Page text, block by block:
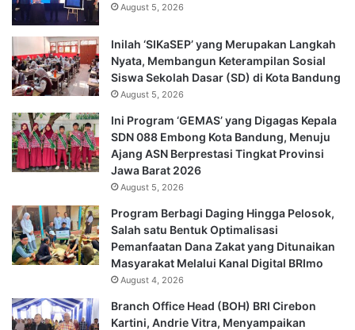
August 5, 2026
Inilah ‘SIKaSEP’ yang Merupakan Langkah
Nyata, Membangun Keterampilan Sosial
Siswa Sekolah Dasar (SD) di Kota Bandung
August 5, 2026
Ini Program ‘GEMAS’ yang Digagas Kepala
SDN 088 Embong Kota Bandung, Menuju
Ajang ASN Berprestasi Tingkat Provinsi
Jawa Barat 2026
August 5, 2026
Program Berbagi Daging Hingga Pelosok,
Salah satu Bentuk Optimalisasi
Pemanfaatan Dana Zakat yang Ditunaikan
Masyarakat Melalui Kanal Digital BRImo
August 4, 2026
Branch Office Head (BOH) BRI Cirebon
Kartini, Andrie Vitra, Menyampaikan